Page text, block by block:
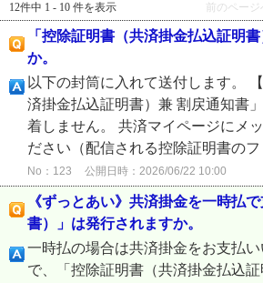
12件中 1 - 10 件を表示 前のページ
「控除証明書（共済掛金払込証明
か。
以下の封筒に入れて送付します。
済掛金払込証明書）兼 割戻通知書
着しません。 共済マイページにメ
ださい（配信される控除証明書の
No：123 公開日時：2026/06/22 10:00
《ずっとあい》共済掛金を一時払
書）」は発行されますか。
一時払の場合は共済掛金をお支払
で、「控除証明書（共済掛金払込